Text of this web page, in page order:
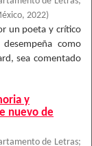
, 2022)
un poeta y crítico
como
sea comentado
y
nuevo de
de Letras;